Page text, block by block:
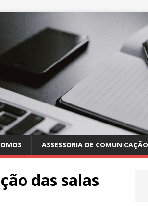
ASSESSORIA DE COMUNICAÇÃO
das salas